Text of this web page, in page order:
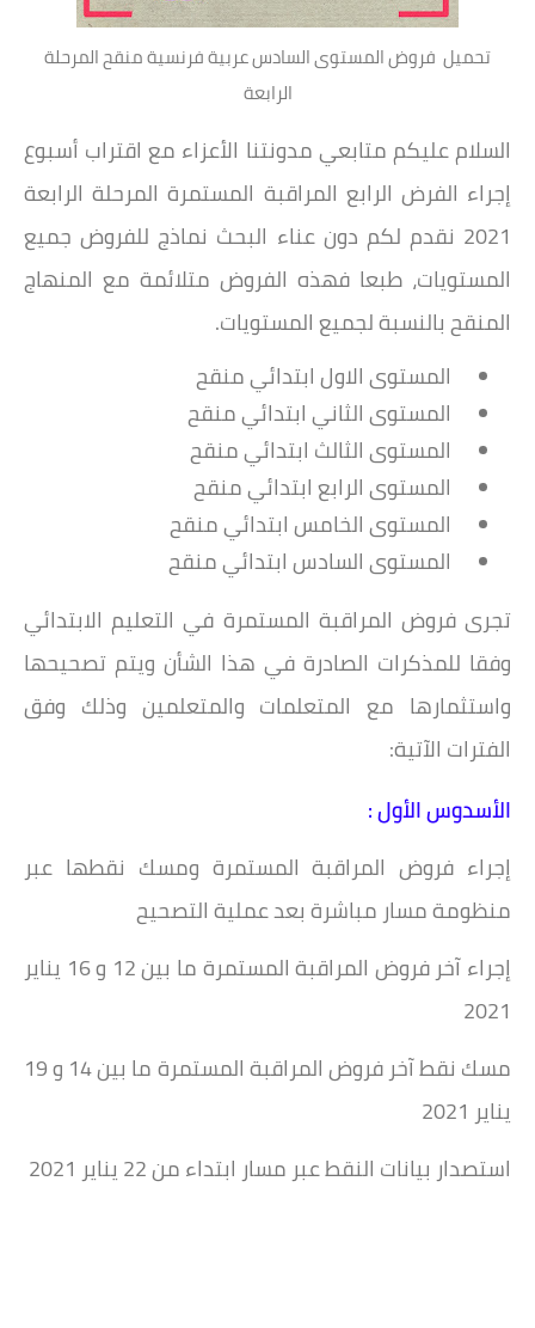
تحميل فروض المستوى السادس عربية فرنسية منقح المرحلة
الرابعة
السلام عليكم متابعي مدونتنا الأعزاء مع اقتراب أسبوع
إجراء الفرض الرابع المراقبة المستمرة المرحلة الرابعة
2021 نقدم لكم دون عناء البحث نماذج للفروض جميع
المستويات، طبعا فهذه الفروض متلائمة مع المنهاج
المنقح بالنسبة لجميع المستويات.
المستوى الاول ابتدائي منقح
المستوى الثاني ابتدائي منقح
المستوى الثالث ابتدائي منقح
المستوى الرابع ابتدائي منقح
المستوى الخامس ابتدائي منقح
المستوى السادس ابتدائي منقح
تجرى فروض المراقبة المستمرة في التعليم الابتدائي
وفقا للمذكرات الصادرة في هذا الشأن ويتم تصحيحها
واستثمارها مع المتعلمات والمتعلمين وذلك وفق
الفترات الآتية:
الأسدوس الأول :
إجراء فروض المراقبة المستمرة ومسك نقطها عبر
منظومة مسار مباشرة بعد عملية التصحيح
إجراء آخر فروض المراقبة المستمرة ما بين 12 و 16 يناير
2021
مسك نقط آخر فروض المراقبة المستمرة ما بين 14 و 19
يناير 2021
استصدار بيانات النقط عبر مسار ابتداء من 22 يناير 2021